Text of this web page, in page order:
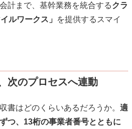
計まで、基幹業務を統合するクラ
ルワークス」
を提供するスマイ
次のプロセスへ連動
書はどのくらいあるだろうか。 適
つ、13桁の事業者番号とともに